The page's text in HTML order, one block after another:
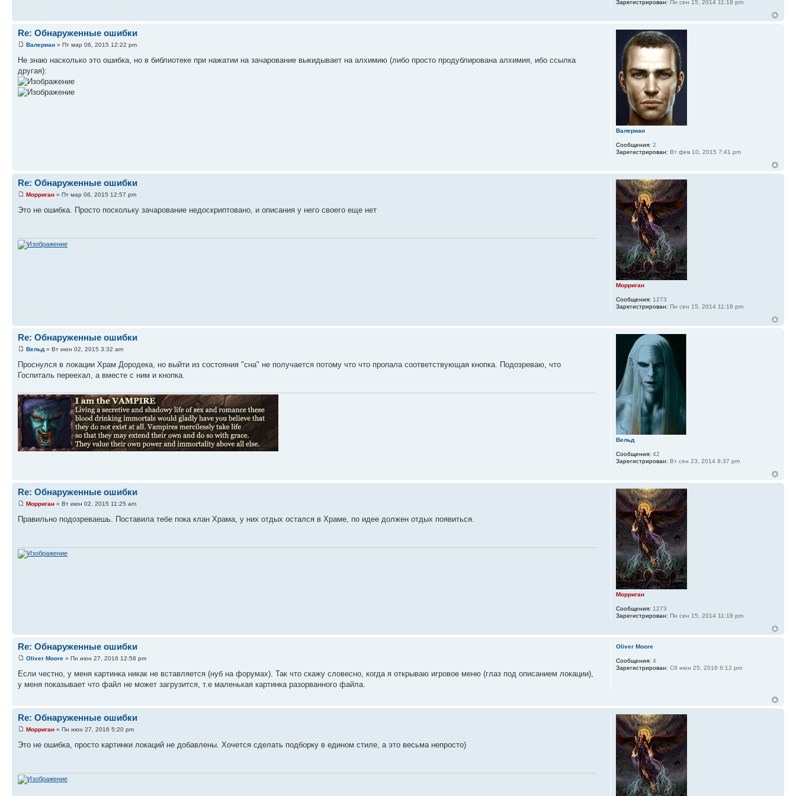
Зарегистрирован: Пн сен 15, 2014 11:18 pm
Re: Обнаруженные ошибки
Валериан » Пт мар 06, 2015 12:22 pm
Не знаю насколько это ошибка, но в библиотеке при нажатии на зачарование выкидывает на алхимию (либо просто продублирована алхимия, ибо ссылка
другая):
Валериан
Сообщения: 2
Зарегистрирован: Вт фев 10, 2015 7:41 pm
Re: Обнаруженные ошибки
Морриган » Пт мар 06, 2015 12:57 pm
Это не ошибка. Просто поскольку зачарование недоскриптовано, и описания у него своего еще нет
Морриган
Сообщения: 1273
Зарегистрирован: Пн сен 15, 2014 11:18 pm
Re: Обнаруженные ошибки
Вельд » Вт июн 02, 2015 3:32 am
Проснулся в локации Храм Дородека, но выйти из состояния "сна" не получается потому что что пропала соответствующая кнопка. Подозреваю, что
Госпиталь переехал, а вместе с ним и кнопка.
Вельд
Сообщения: 42
Зарегистрирован: Вт сен 23, 2014 8:37 pm
Re: Обнаруженные ошибки
Морриган » Вт июн 02, 2015 11:25 am
Правильно подозреваешь. Поставила тебе пока клан Храма, у них отдых остался в Храме, по идее должен отдых появиться.
Морриган
Сообщения: 1273
Зарегистрирован: Пн сен 15, 2014 11:18 pm
Re: Обнаруженные ошибки
Oliver Moore » Пн июн 27, 2016 12:58 pm
Если честно, у меня картинка никак не вставляется (нуб на форумах). Так что скажу словесно, когда я открываю игровое меню (глаз под описанием локации),
у меня показывает что файл не может загрузится, т.е маленькая картинка разорванного файла.
Oliver Moore
Сообщения: 4
Зарегистрирован: Сб июн 25, 2016 6:12 pm
Re: Обнаруженные ошибки
Морриган » Пн июн 27, 2016 5:20 pm
Это не ошибка, просто картинки локаций не добавлены. Хочется сделать подборку в едином стиле, а это весьма непросто)